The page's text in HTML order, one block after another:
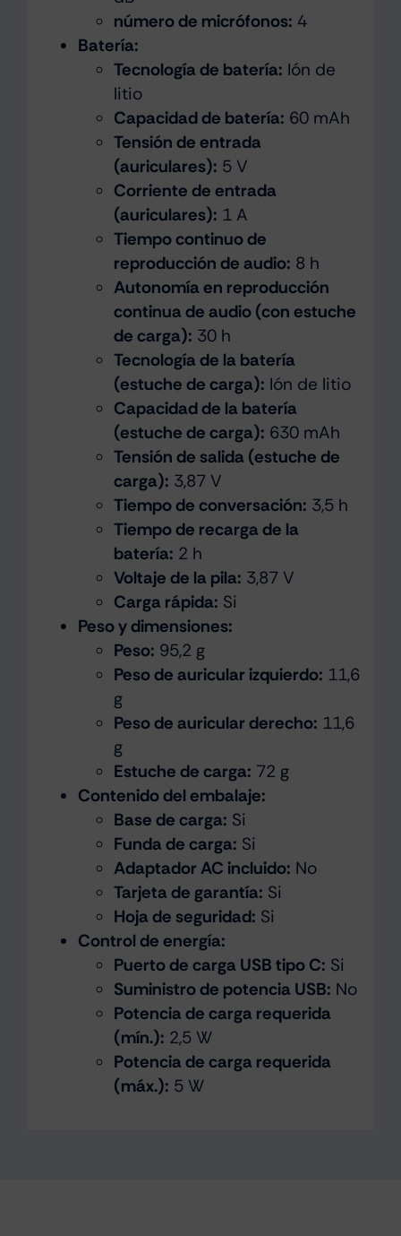
número de micrófonos: 4
Batería:
Tecnología de batería: Ión de
litio
Capacidad de batería: 60 mAh
Tensión de entrada
(auriculares): 5 V
Corriente de entrada
(auriculares): 1 A
Tiempo continuo de
reproducción de audio: 8 h
Autonomía en reproducción
continua de audio (con estuche
de carga): 30 h
Tecnología de la batería
(estuche de carga): Ión de litio
Capacidad de la batería
(estuche de carga): 630 mAh
Tensión de salida (estuche de
carga): 3,87 V
Tiempo de conversación: 3,5 h
Tiempo de recarga de la
batería: 2 h
Voltaje de la pila: 3,87 V
Carga rápida: Si
Peso y dimensiones:
Peso: 95,2 g
Peso de auricular izquierdo: 11,6
g
Peso de auricular derecho: 11,6
g
Estuche de carga: 72 g
Contenido del embalaje:
Base de carga: Si
Funda de carga: Si
Adaptador AC incluido: No
Tarjeta de garantía: Si
Hoja de seguridad: Si
Control de energía:
Puerto de carga USB tipo C: Si
Suministro de potencia USB: No
Potencia de carga requerida
(mín.): 2,5 W
Potencia de carga requerida
(máx.): 5 W